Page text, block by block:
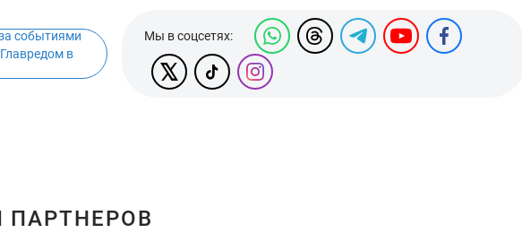
событиями
в
Мы в соцсетях:
ПАРТНЕРОВ